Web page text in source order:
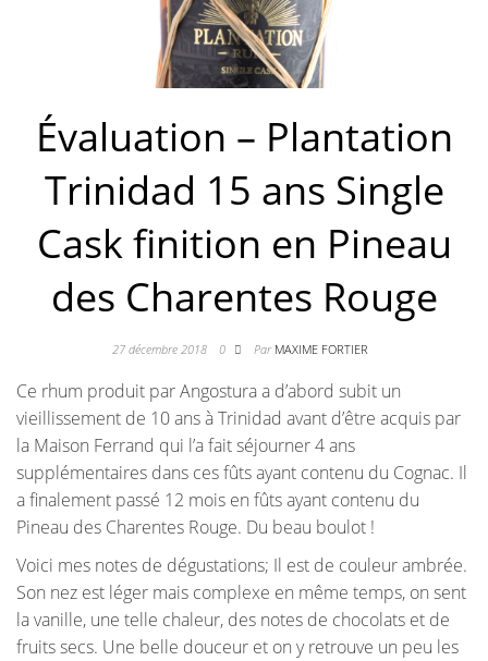
Évaluation – Plantation
Trinidad 15 ans Single
Cask finition en Pineau
des Charentes Rouge
27 décembre 2018 0 Par MAXIME FORTIER
Ce rhum produit par Angostura a d’abord subit un
vieillissement de 10 ans à Trinidad avant d’être acquis par
la Maison Ferrand qui l’a fait séjourner 4 ans
supplémentaires dans ces fûts ayant contenu du Cognac. Il
a finalement passé 12 mois en fûts ayant contenu du
Pineau des Charentes Rouge. Du beau boulot !
Voici mes notes de dégustations; Il est de couleur ambrée.
Son nez est léger mais complexe en même temps, on sent
la vanille, une telle chaleur, des notes de chocolats et de
fruits secs. Une belle douceur et on y retrouve un peu les